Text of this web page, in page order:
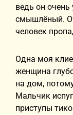
ведь он
смышлёный.
человек
Одна моя
женщина
на дом,
Мальчик
приступы